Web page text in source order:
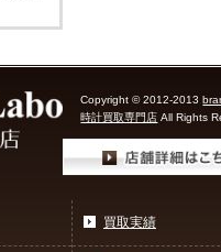
Copyright © 2012-2013
時計買取専門店 All Rights
買取実績